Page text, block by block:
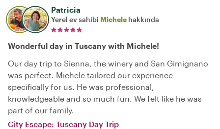
Patricia
Yerel ev sahibi Michele hakkında
Wonderful day in Tuscany with Michele!
Our day trip to Sienna, the winery and San Gimignano
was perfect. Michele tailored our experience
specifically for us. He was professional,
knowledgeable and so much fun. We felt like he was
part of our family.
City Escape: Tuscany Day Trip